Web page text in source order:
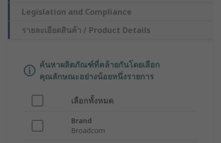
Legislation and Compliance
รายละเอียดสินค้า / Product Details
ค้นหาผลิตภัณฑ์ที่คล้ายกันโดยเลือก
คุณลักษณะอย่างน้อยหนึ่งรายการ
เลือกทั้งหมด
Brand
Broadcom